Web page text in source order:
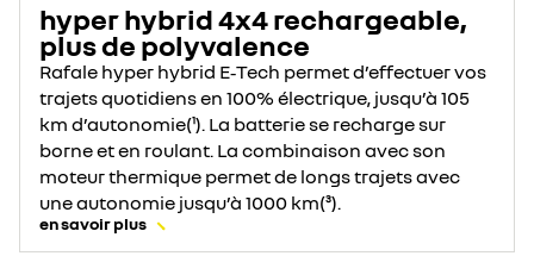
hyper hybrid 4x4 rechargeable,
plus de polyvalence
Rafale hyper hybrid E‑Tech permet d’effectuer vos
trajets quotidiens en 100% électrique, jusqu’à 105
km d’autonomie(¹). La batterie se recharge sur
borne et en roulant. La combinaison avec son
moteur thermique permet de longs trajets avec
une autonomie jusqu’à 1000 km(³).
en savoir plus